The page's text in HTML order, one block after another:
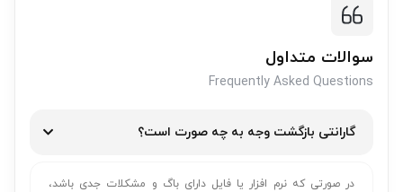
سوالات متداول
Frequently Asked Questions
گارانتی بازگشت وجه به چه صورت است؟
در صورتی که نرم افزار یا فایل دارای باگ و مشکلات جدی باشد،